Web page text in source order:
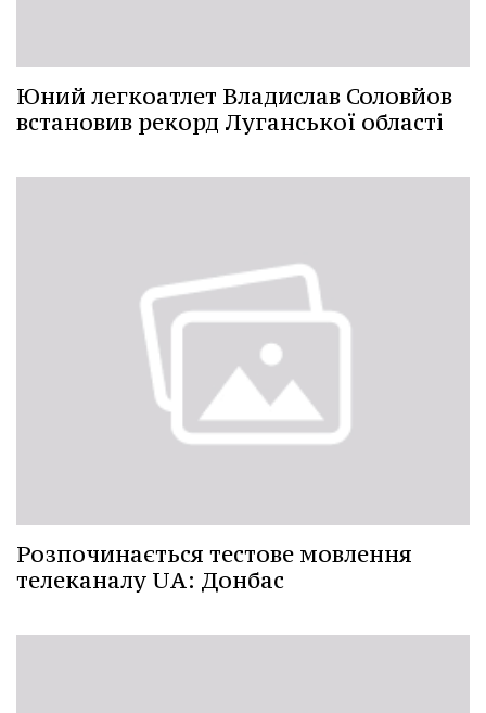
Юний легкоатлет Владислав Соловйов
встановив рекорд Луганської області
Розпочинається тестове мовлення
телеканалу UA: Донбас